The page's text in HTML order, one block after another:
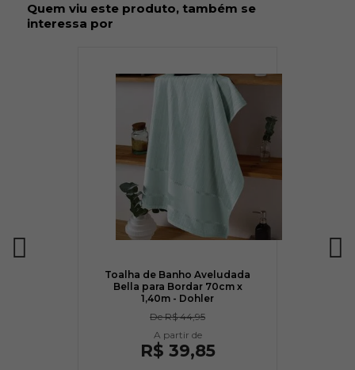
Quem viu este produto, também se
interessa por
Toalha de Banho Aveludada
Bella para Bordar 70cm x
1,40m - Dohler
DeR$ 44,95
R$ 39,85